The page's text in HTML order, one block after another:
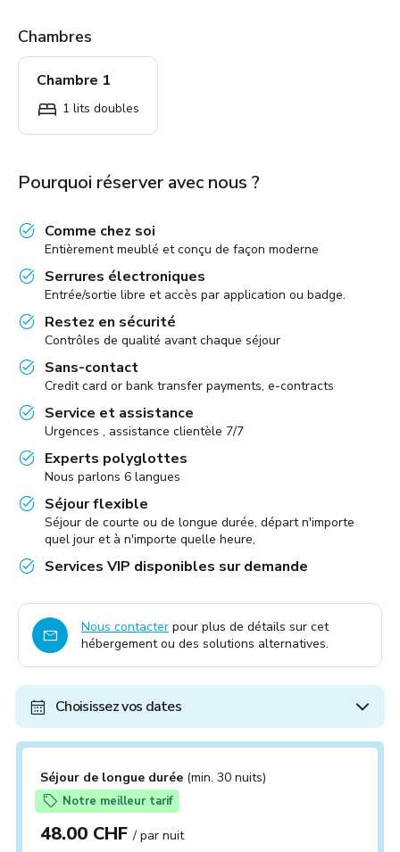
Chambres
Chambre 1
1 lits doubles
Pourquoi réserver avec nous ?
Comme chez soi
Entièrement meublé et conçu de façon moderne
Serrures électroniques
Entrée/sortie libre et accès par application ou badge.
Restez en sécurité
Contrôles de qualité avant chaque séjour
Sans-contact
Credit card or bank transfer payments, e-contracts
Service et assistance
Urgences , assistance clientèle 7/7
Experts polyglottes
Nous parlons 6 langues
Séjour flexible
Séjour de courte ou de longue durée, départ n'importe
quel jour et à n'importe quelle heure,
Services VIP disponibles sur demande
Nous contacter pour plus de détails sur cet
hébergement ou des solutions alternatives.
Choisissez vos dates
Séjour de longue durée (min. 30 nuits)
Notre meilleur tarif
48.00 CHF/ par nuit